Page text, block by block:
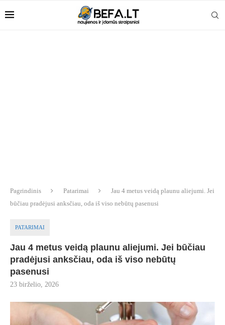
Pagrindinis Patarimai
Jau 4 metus veidą plaunu aliejumi. Jei
būčiau pradėjusi anksčiau, oda iš viso nebūtų pasenusi
PATARIMAI
Jau 4 metus veidą plaunu aliejumi. Jei būčiau
pradėjusi anksčiau, oda iš viso nebūtų
pasenusi
23 birželio, 2026